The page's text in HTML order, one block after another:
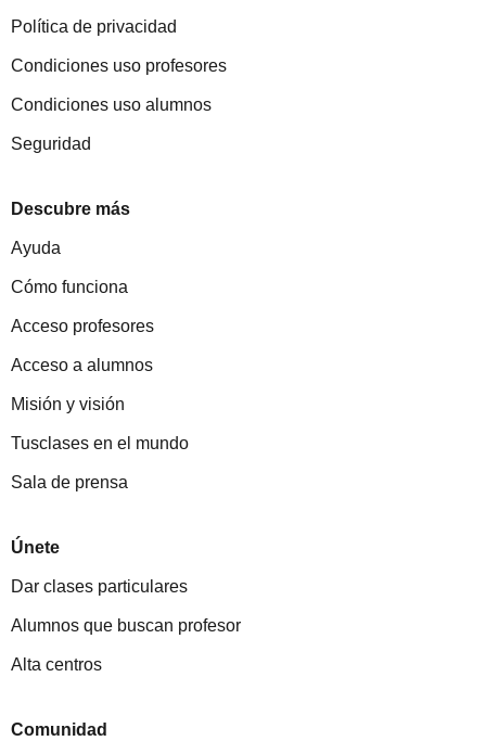
Política de privacidad
Condiciones uso profesores
Condiciones uso alumnos
Seguridad
Descubre más
Ayuda
Cómo funciona
Acceso profesores
Acceso a alumnos
Misión y visión
Tusclases en el mundo
Sala de prensa
Únete
Dar clases particulares
Alumnos que buscan profesor
Alta centros
Comunidad